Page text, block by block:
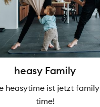
heasy Family
heasytime ist jetzt family
time!